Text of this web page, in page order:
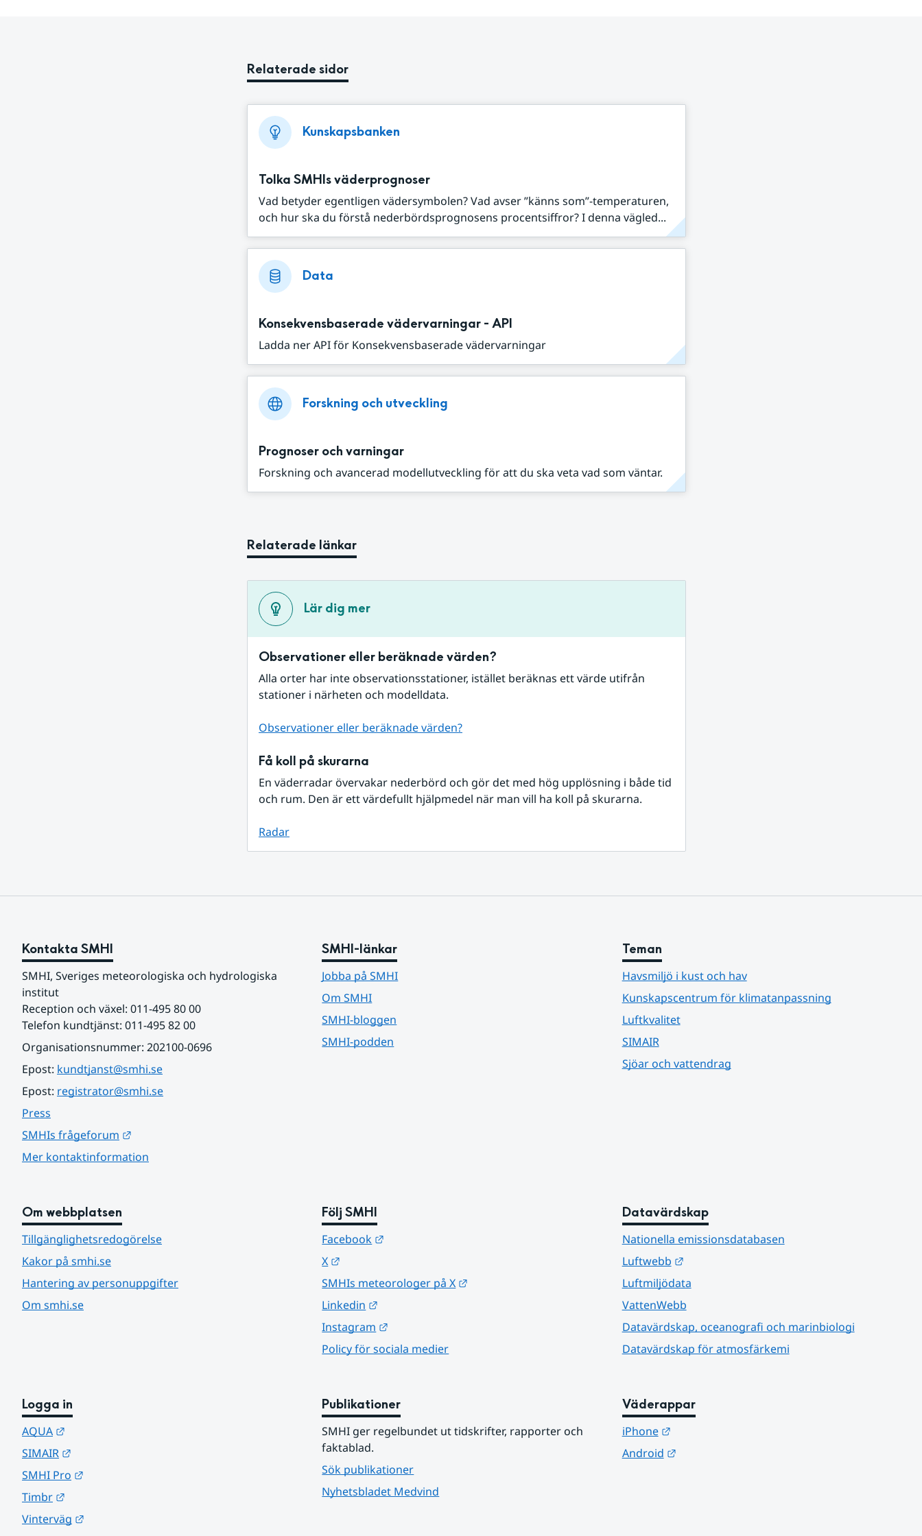
Relaterade sidor
Kunskapsbanken
Tolka SMHIs väderprognoser
Vad betyder egentligen vädersymbolen? Vad avser ”känns som”-temperaturen,
och hur ska du förstå nederbördsprognosens procentsiffror? I denna vägled...
Data
Konsekvensbaserade vädervarningar - API
Ladda ner API för Konsekvensbaserade vädervarningar
Forskning och utveckling
Prognoser och varningar
Forskning och avancerad modellutveckling för att du ska veta vad som väntar.
Relaterade länkar
Lär dig mer
Observationer eller beräknade värden?
Alla orter har inte observationsstationer, istället beräknas ett värde utifrån
stationer i närheten och modelldata.
Observationer eller beräknade värden?
Få koll på skurarna
En väderradar övervakar nederbörd och gör det med hög upplösning i både tid
och rum. Den är ett värdefullt hjälpmedel när man vill ha koll på skurarna.
Radar
Kontakta SMHI
SMHI, Sveriges meteorologiska och hydrologiska
institut
Reception och växel: 011-495 80 00
Telefon kundtjänst: 011-495 82 00
Organisationsnummer: 202100-0696
Epost: kundtjanst@smhi.se
Epost: registrator@smhi.se
Press
SMHIs frågeforum
Mer kontaktinformation
SMHI-länkar
Jobba på SMHI
Om SMHI
SMHI-bloggen
SMHI-podden
Teman
Havsmiljö i kust och hav
Kunskapscentrum för klimatanpassning
Luftkvalitet
SIMAIR
Sjöar och vattendrag
Om webbplatsen
Tillgänglighetsredogörelse
Kakor på smhi.se
Hantering av personuppgifter
Om smhi.se
Följ SMHI
Facebook
X
SMHIs meteorologer på X
Linkedin
Instagram
Policy för sociala medier
Datavärdskap
Nationella emissionsdatabasen
Luftwebb
Länk till annan webbplats.
Luftmiljödata
VattenWebb
Datavärdskap, oceanografi och marinbiologi
Datavärdskap för atmosfärkemi
Logga in
AQUA
SIMAIR
SMHI Pro
Timbr
Vinterväg
Publikationer
SMHI ger regelbundet ut tidskrifter, rapporter och
faktablad.
Sök publikationer
Nyhetsbladet Medvind
Väderappar
iPhone
Länk till annan webbplats.
Android
Länk till annan webbplats.